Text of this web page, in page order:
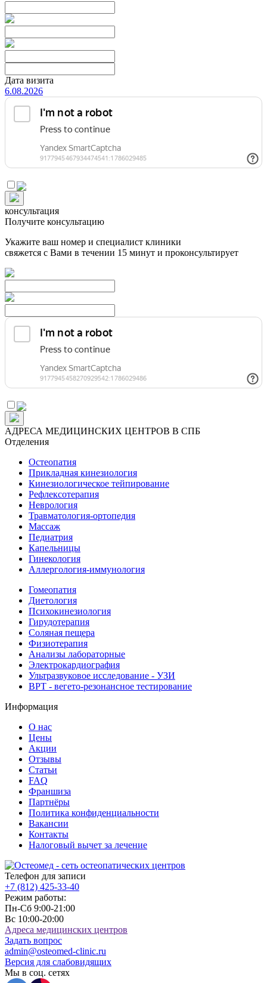
Дата визита
6.08.2026
консультация
Получите консультацию
Укажите ваш номер и специалист клиники
свяжется с Вами в течении 15 минут и проконсультирует
АДРЕСА МЕДИЦИНСКИХ ЦЕНТРОВ В СПБ
Отделения
Остеопатия
Прикладная кинезиология
Кинезиологическое тейпирование
Рефлексотерапия
Неврология
Травматология-ортопедия
Массаж
Педиатрия
Капельницы
Гинекология
Аллергология-иммунология
Гомеопатия
Диетология
Психокинезиология
Гирудотерапия
Соляная пещера
Физиотерапия
Анализы лабораторные
Электрокардиография
Ультразвуковое исследование - УЗИ
ВРТ - вегето-резонансное тестирование
Информация
О нас
Цены
Акции
Отзывы
Статьи
FAQ
Франшиза
Партнёры
Политика конфиденциальности
Вакансии
Контакты
Налоговый вычет за лечение
Телефон для записи
+7 (812) 425-33-40
Режим работы:
Пн-Сб 9:00-21:00
Вс 10:00-20:00
Адреса медицинских центров
Задать вопрос
admin@osteomed-clinic.ru
Версия для слабовидящих
Мы в соц. сетях